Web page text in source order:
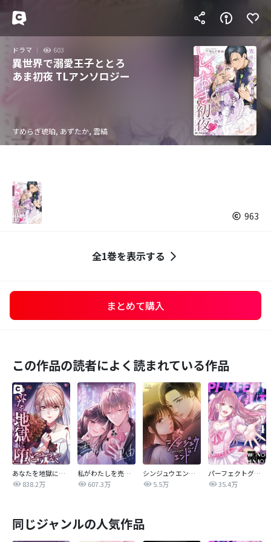
ドラマ 603
異世界で溺愛王子ととろ
あま初夜 TLアンソロジー
すめらぎ琥珀, あずたか, 雲縞
963
全1巻を表示する
まとめて購入
この作品の読者によく読まれている作品
あなたを地獄に堕とすまで
838.2万
私がわたしを売る理由
607.3万
シンジュウエンド【タテヨミ】
5.5万
パーフェクトグリッター
35.4万
同じジャンルの人気作品